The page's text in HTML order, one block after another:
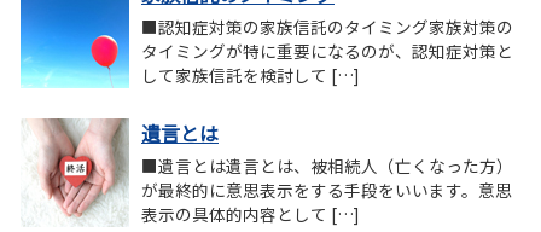
■認知症対策の家族信託のタイミング家族対策の
タイミングが特に重要になるのが、認知症対策と
して家族信託を検討して […]
遺言とは
■遺言とは遺言とは、被相続人（亡くなった方）
が最終的に意思表示をする手段をいいます。意思
表示の具体的内容として […]